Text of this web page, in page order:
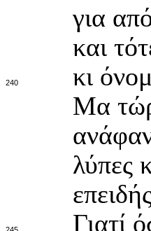
για
και
240
κι
Μα
λύπες
Γιατί